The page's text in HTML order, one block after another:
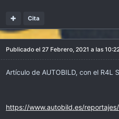
Cita
Publicado el 27 Febrero, 2021 a las
Artículo de AUTOBILD, con el R4L
https://www.autobild.es/